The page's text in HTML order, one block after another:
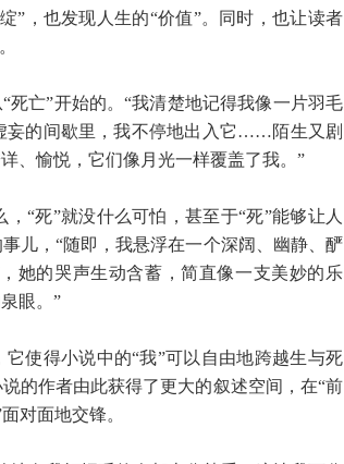
”，也发现人生的“价值”。同时，也让读者
死亡”开始的。“我清楚地记得我像一片羽毛
妄的间歇里，我不停地出入它……陌生又剧
、愉悦，它们像月光一样覆盖了我。”
“死”就没什么可怕，甚至于“死”能够让人
儿，“随即，我悬浮在一个深阔、幽静、酽
她的哭声生动含蓄，简直像一支美妙的乐
眼。”
使得小说中的“我”可以自由地跨越生与死
的作者由此获得了更大的叙述空间，在“前
对面地交锋。